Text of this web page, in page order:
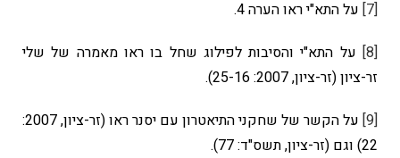
[7]
על התא"י ראו הערה 4.
[8]
על התא"י והסיבות לפילוג שחל בו ראו מאמרה של שלי
זר-ציון (זר-ציון, 2007: 25-16).
[9]
על הקשר של שחקני התיאטרון עם יסנר ראו (זר-ציון, 2007:
22) וגם (זר-ציון, תשס"ד: 77).